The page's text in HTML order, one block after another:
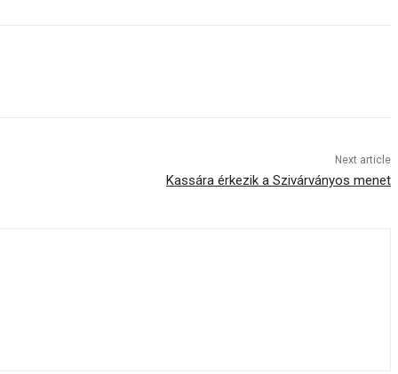
Next article
Kassára érkezik a Szivárványos menet